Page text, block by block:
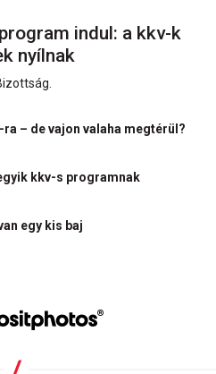
indul: a kkv-k
nyílnak
– de vajon valaha megtérül?
kkv-s programnak
egy kis baj